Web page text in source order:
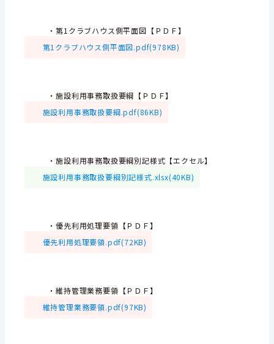
・第1クラブハウス側平面図【ＰＤＦ】
第1クラブハウス側平面図.pdf(978KB)
・施設利用事務取扱要綱【ＰＤＦ】
施設利用事務取扱要綱.pdf(86KB)
・施設利用事務取扱要綱別記様式【エクセル】
施設利用事務取扱要綱別記様式.xlsx(40KB)
・優先利用処理要領【ＰＤＦ】
優先利用処理要領.pdf(72KB)
・維持管理業務要領【ＰＤＦ】
維持管理業務要領.pdf(97KB)